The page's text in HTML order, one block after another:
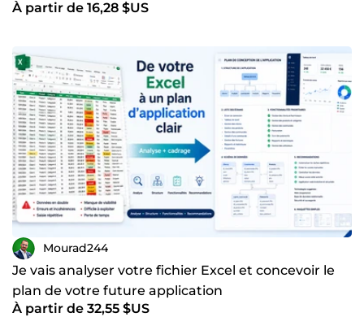
À partir de 16,28 $US
Mourad244
Je vais analyser votre fichier Excel et concevoir le
plan de votre future application
À partir de 32,55 $US